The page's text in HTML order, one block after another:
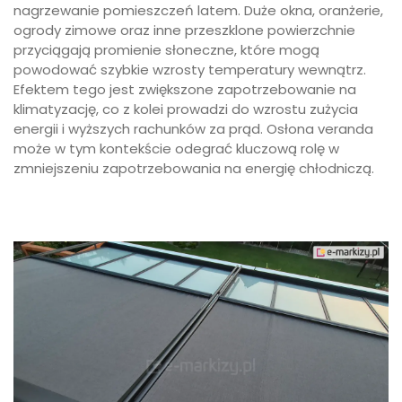
nagrzewanie pomieszczeń latem. Duże okna, oranżerie,
ogrody zimowe oraz inne przeszklone powierzchnie
przyciągają promienie słoneczne, które mogą
powodować szybkie wzrosty temperatury wewnątrz.
Efektem tego jest zwiększone zapotrzebowanie na
klimatyzację, co z kolei prowadzi do wzrostu zużycia
energii i wyższych rachunków za prąd. Osłona veranda
może w tym kontekście odegrać kluczową rolę w
zmniejszeniu zapotrzebowania na energię chłodniczą.